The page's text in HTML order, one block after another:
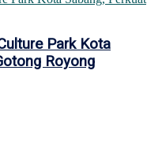
Park Kota
Royong